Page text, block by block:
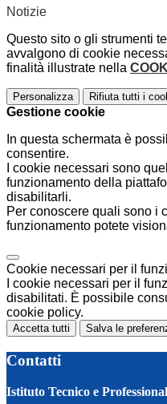
Notizie
Questo sito o gli strumenti
avvalgono di cookie
finalità illustrate nella
Personalizza Rifiuta tutti i
Gestione cookie
In questa schermata è
consentire.
I cookie necessari sono
funzionamento della
disabilitarli.
Per conoscere quali sono i
funzionamento potete
Cookie necessari per il
I cookie necessari per il
disabilitati. È possibile
cookie policy.
Accetta tutti Salva le
Contatti
Istituto Tecnico e